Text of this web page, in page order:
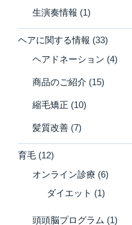
生演奏情報 (1)
ヘアに関する情報 (33)
ヘアドネーション (4)
商品のご紹介 (15)
縮毛矯正 (10)
髪質改善 (7)
育毛 (12)
オンライン診療 (6)
ダイエット (1)
頭頭脳プログラム (1)